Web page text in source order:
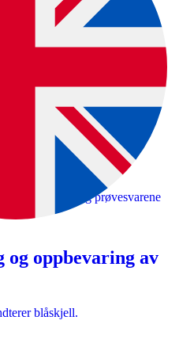
som mulig
lokalt. Vær forsiktig hvis
i
hva fargene og prøvesvarene
og oppbevaring av
blåskjell.